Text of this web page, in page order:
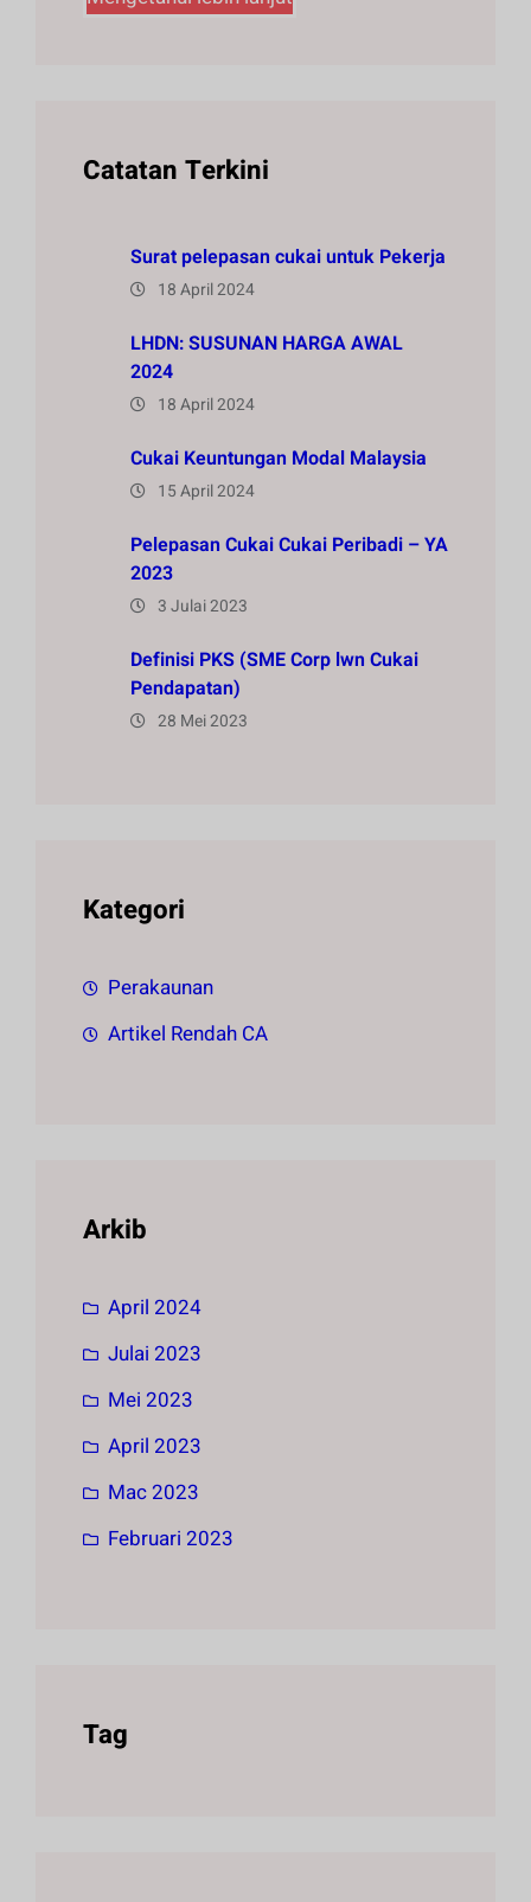
Catatan Terkini
Surat pelepasan cukai untuk Pekerja
18 April 2024
LHDN: SUSUNAN HARGA AWAL
2024
18 April 2024
Cukai Keuntungan Modal Malaysia
15 April 2024
Pelepasan Cukai Cukai Peribadi – YA
2023
3 Julai 2023
Definisi PKS (SME Corp lwn Cukai
Pendapatan)
28 Mei 2023
Kategori
Perakaunan
Artikel Rendah CA
Arkib
April 2024
Julai 2023
Mei 2023
April 2023
Mac 2023
Februari 2023
Tag